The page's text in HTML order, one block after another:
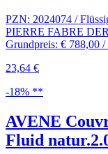
PZN: 2024074 /
PIERRE FABRE
Grundpreis: € 788,00 /
23,64 €
-18% **
AVENE
Fluid